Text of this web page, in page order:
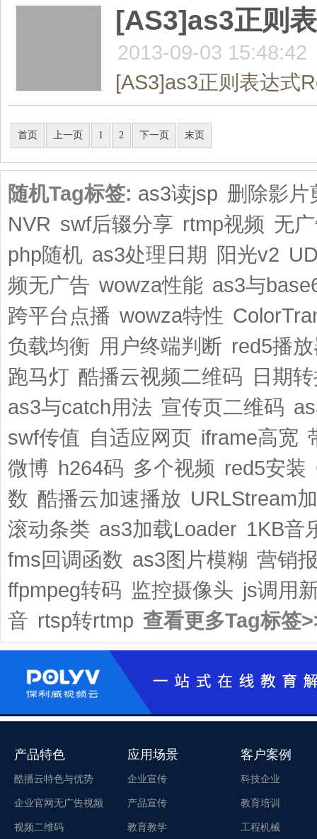
[AS3]as3正则
2013-09-03 15:48:42
[AS3]as3正则表达式
首页 上一页 1 2 下一页 末页
随机Tag标签: as3读jsp 删除影片
NVR swf后辍分享 rtmp视频 无
php随机 as3处理日期 阳光v2
频无广告 wowza性能 as3与
跨平台点播 wowza特性
负载均衡 用户终端判断 red5播
跑马灯 酷播云视频二维码 日期
as3与catch用法 宣传页二维码
swf传值 自适应网页 iframe高宽
微博 h264码 多个视频 red5安装
数 酷播云加速播放 URLStream
滚动条类 as3加载Loader 1KB音
fms回调函数 as3图片模糊 营销
ffpmpeg转码 监控摄像头 js调用
音 rtsp转rtmp 查看更多Tag标签
产品特色
酷播云特色与优势
企业官网无广告视频
视频二维码
应用场景
企业宣传
产品宣传
教育教学
客户案例
科技企业
教育培训
工程机械